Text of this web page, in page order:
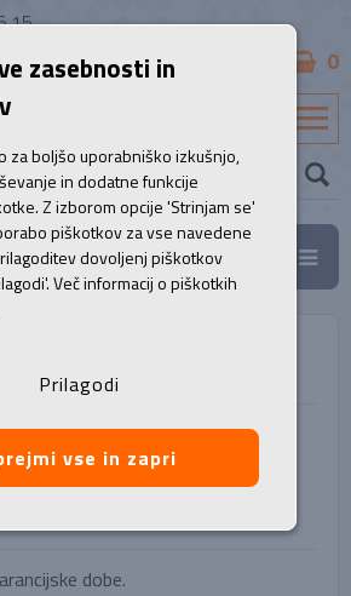
0
za delovne postaje
PREMIUM, za
dobe.
zasebnosti in
za boljšo uporabniško izkušnjo,
in dodatne funkcije
Z izborom opcije 'Strinjam se'
piškotkov za vse navedene
dovoljenj piškotkov
Več informacij o piškotkih
Prilagodi
vse in zapri